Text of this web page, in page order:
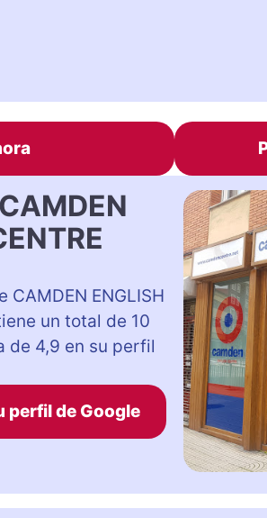
CAMDEN ENGLISH
un total de 10
de 4,9 en su perfil
perfil de Google